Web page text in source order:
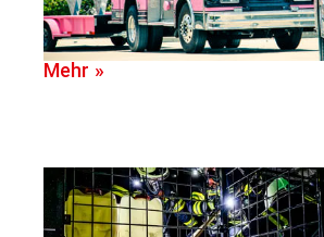
Mehr »